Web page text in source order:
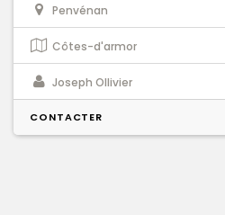
Penvénan
Côtes-d'armor
Joseph Ollivier
CONTACTER